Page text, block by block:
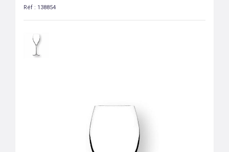
Réf : 138854